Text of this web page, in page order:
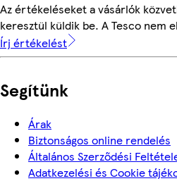
Az értékeléseket a vásárlók
keresztül küldik be. A Tesco nem
Írj értékelést
Segítünk
Árak
Biztonságos online rendelés
Általános Szerződési
Adatkezelési és Cookie